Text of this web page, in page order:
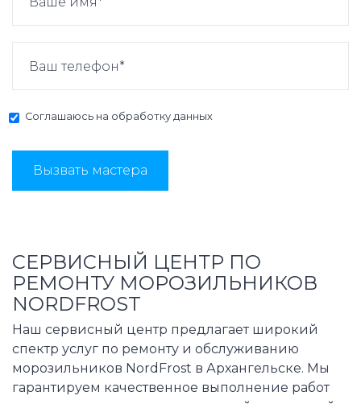
Соглашаюсь на обработку данных
Вызвать мастера
СЕРВИСНЫЙ ЦЕНТР ПО
РЕМОНТУ МОРОЗИЛЬНИКОВ
NORDFROST
Наш сервисный центр предлагает широкий
спектр услуг по ремонту и обслуживанию
морозильников NordFrost в Архангельске. Мы
гарантируем качественное выполнение работ